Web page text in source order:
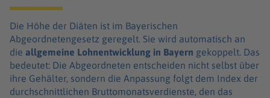
Die Höhe der Diäten ist im Bayerischen
Abgeordnetengesetz geregelt. Sie wird automatisch an
die allgemeine Lohnentwicklung in Bayern gekoppelt. Das
bedeutet: Die Abgeordneten entscheiden nicht selbst über
ihre Gehälter, sondern die Anpassung folgt dem Index der
durchschnittlichen Bruttomonatsverdienste, den das